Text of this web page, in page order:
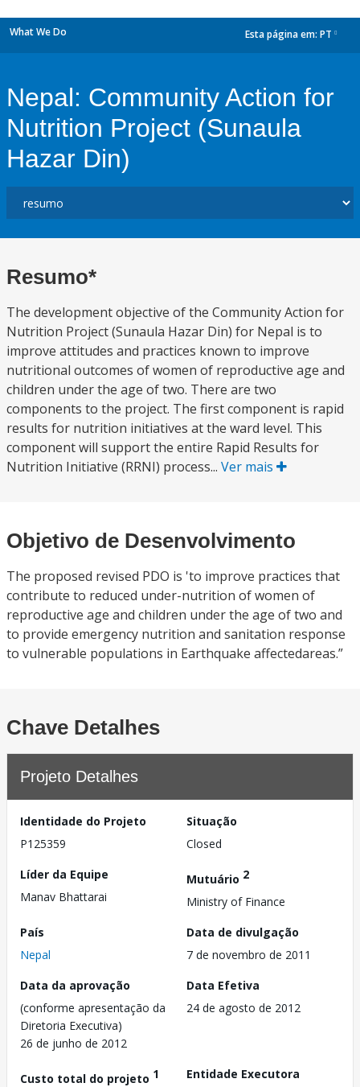
What We Do Esta página em: PT
Nepal: Community Action for
Nutrition Project (Sunaula
Hazar Din)
Resumo*
The development objective of the Community Action for
Nutrition Project (Sunaula Hazar Din) for Nepal is to
improve attitudes and practices known to improve
nutritional outcomes of women of reproductive age and
children under the age of two. There are two
components to the project. The first component is rapid
results for nutrition initiatives at the ward level. This
component will support the entire Rapid Results for
Nutrition Initiative (RRNI) process... Ver mais
Objetivo de Desenvolvimento
The proposed revised PDO is 'to improve practices that
contribute to reduced under-nutrition of women of
reproductive age and children under the age of two and
to provide emergency nutrition and sanitation response
to vulnerable populations in Earthquake affectedareas.”
Chave Detalhes
Projeto Detalhes
Identidade do Projeto
P125359
Situação
Closed
Líder da Equipe
Manav Bhattarai
Mutuário 2
Ministry of Finance
País
Nepal
Data de divulgação
7 de novembro de 2011
Data da aprovação
(conforme apresentação da
Diretoria Executiva)
26 de junho de 2012
Data Efetiva
24 de agosto de 2012
Custo total do projeto 1
Entidade Executora